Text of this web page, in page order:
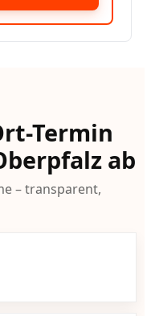
Termin
ab
– transparent,